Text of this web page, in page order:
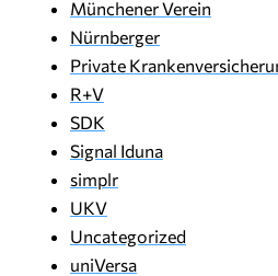
Münchener Verein
Nürnberger
Private
R+V
SDK
Signal Iduna
simplr
UKV
Uncategorized
uniVersa